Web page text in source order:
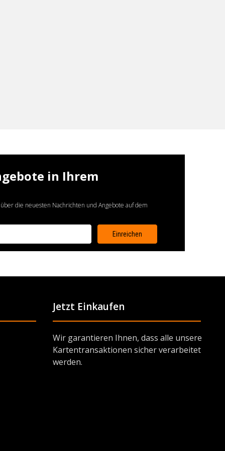
in Ihrem
die neuesten Nachrichten und Angebote auf dem
Jetzt Einkaufen
Wir garantieren Ihnen, dass alle unsere
Kartentransaktionen sicher verarbeitet
werden.